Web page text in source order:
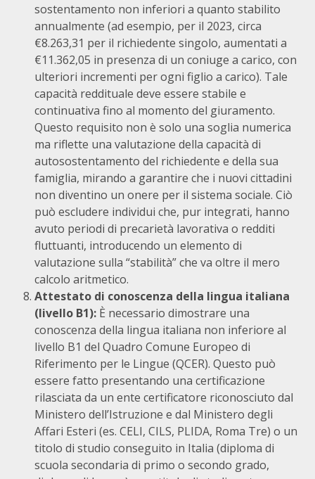
sostentamento non inferiori a quanto stabilito
annualmente (ad esempio, per il 2023, circa
€8.263,31 per il richiedente singolo, aumentati a
€11.362,05 in presenza di un coniuge a carico, con
ulteriori incrementi per ogni figlio a carico). Tale
capacità reddituale deve essere stabile e
continuativa fino al momento del giuramento.
Questo requisito non è solo una soglia numerica
ma riflette una valutazione della capacità di
autosostentamento del richiedente e della sua
famiglia, mirando a garantire che i nuovi cittadini
non diventino un onere per il sistema sociale. Ciò
può escludere individui che, pur integrati, hanno
avuto periodi di precarietà lavorativa o redditi
fluttuanti, introducendo un elemento di
valutazione sulla “stabilità” che va oltre il mero
calcolo aritmetico.
Attestato di conoscenza della lingua italiana
(livello B1): È necessario dimostrare una
conoscenza della lingua italiana non inferiore al
livello B1 del Quadro Comune Europeo di
Riferimento per le Lingue (QCER). Questo può
essere fatto presentando una certificazione
rilasciata da un ente certificatore riconosciuto dal
Ministero dell’Istruzione e dal Ministero degli
Affari Esteri (es. CELI, CILS, PLIDA, Roma Tre) o un
titolo di studio conseguito in Italia (diploma di
scuola secondaria di primo o secondo grado,